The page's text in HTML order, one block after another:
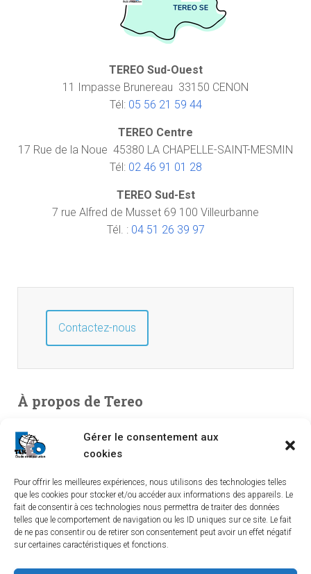
Gérer le consentement aux
cookies
Pour offrir les meilleures expériences, nous utilisons des technologies telles
que les cookies pour stocker et/ou accéder aux informations des appareils. Le
fait de consentir à ces technologies nous permettra de traiter des données
telles que le comportement de navigation ou les ID uniques sur ce site. Le fait
de ne pas consentir ou de retirer son consentement peut avoir un effet négatif
sur certaines caractéristiques et fonctions.
TEREO Sud-Ouest
11 Impasse Brunereau 33150 CENON
Tél: 05 56 21 59 44
TEREO Centre
17 Rue de la Noue 45380 LA CHAPELLE-SAINT-MESMIN
Tél: 02 46 91 01 28
TEREO Sud-Est
7 rue Alfred de Musset 69 100 Villeurbanne
Tél. : 04 51 26 39 97
Contactez-nous
À propos de Tereo
Bureau d’études en environnement, spécialisé en études de
pollution. Entreprise indépendante créée en 2003, TEREO
implantations dans le Sud-Ouest, le Centre et le Sud-Est.